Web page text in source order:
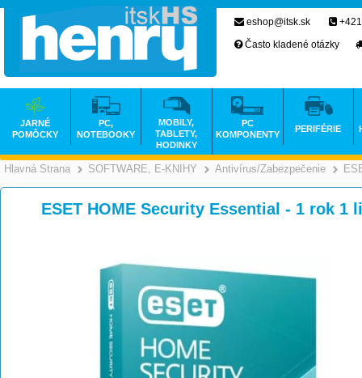
Hlavná Strana >
SOFTWARE, E-KNIHY >
Antivírus/Zabezpečenie
ESET HOME Security Essential - 1 rok 1
eshop@itsk.sk
Často kladené otázky
JARNÉ
POMÔCKY
PC,
NOTEBOOKY
MOBILY,
TABLETY,
HODINKY
PC
KOMPONENTY
PERIFÉRIE